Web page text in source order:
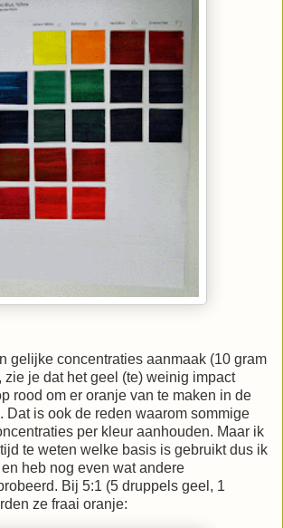
gelijke concentraties aanmaak (10 gram
zie je dat het geel (te) weinig impact
rood om er oranje van te maken in de
Dat is ook de reden waarom sommige
per kleur aanhouden. Maar ik
te weten welke basis is gebruikt dus ik
heb nog even wat andere
Bij 5:1 (5 druppels geel, 1
ze fraai oranje: